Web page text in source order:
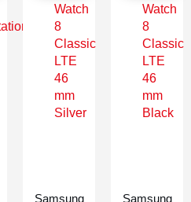
Samsung
Samsung